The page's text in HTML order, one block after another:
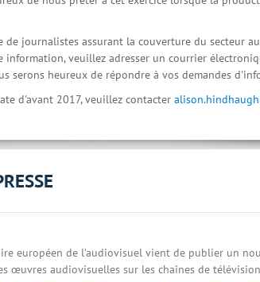
journalistes assurant la couverture du secteur
veuillez adresser un courrier
serons heureux de répondre à vos demandes
d'avant 2017, veuillez contacter
européen de l’audiovisuel vient de publier un
œuvres audiovisuelles sur les chaînes de